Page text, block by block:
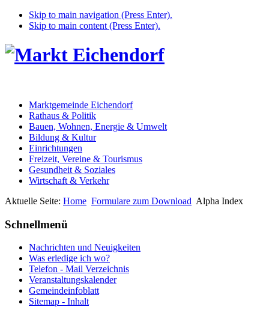
Skip to main navigation (Press Enter).
Skip to main content (Press Enter).
Marktgemeinde Eichendorf
Rathaus & Politik
Bauen, Wohnen, Energie & Umwelt
Bildung & Kultur
Einrichtungen
Freizeit, Vereine & Tourismus
Gesundheit & Soziales
Wirtschaft & Verkehr
Aktuelle Seite: Home Formulare zum Download Alpha Index
Schnellmenü
Nachrichten und Neuigkeiten
Was erledige ich wo?
Telefon - Mail Verzeichnis
Veranstaltungskalender
Gemeindeinfoblatt
Sitemap - Inhalt